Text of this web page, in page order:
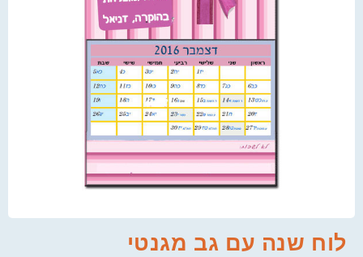
לוח שנה עם גב מגנטי